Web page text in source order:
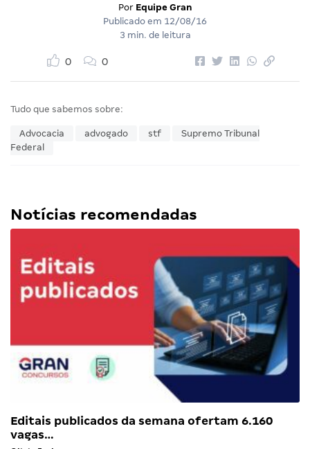
Por Equipe Gran
Publicado em 12/08/16
3 min. de leitura
0 0
Tudo que sabemos sobre:
Advocacia advogado stf
Supremo Tribunal
Federal
Notícias recomendadas
Editais publicados da semana ofertam 6.160
vagas…